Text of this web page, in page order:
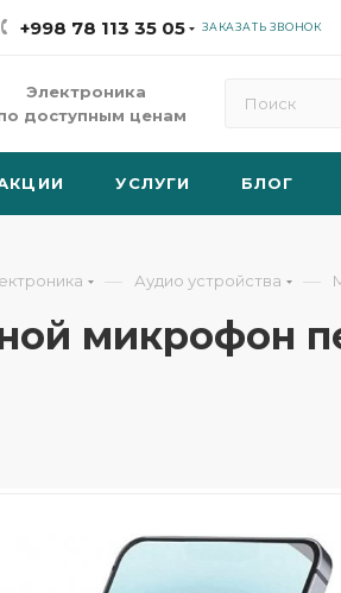
+998 78 113 35 05 ЗАКАЗАТЬ ЗВОНОК
Электроника
доступным ценам
УСЛУГИ БЛОГ
— Аудио устройства —
микрофон